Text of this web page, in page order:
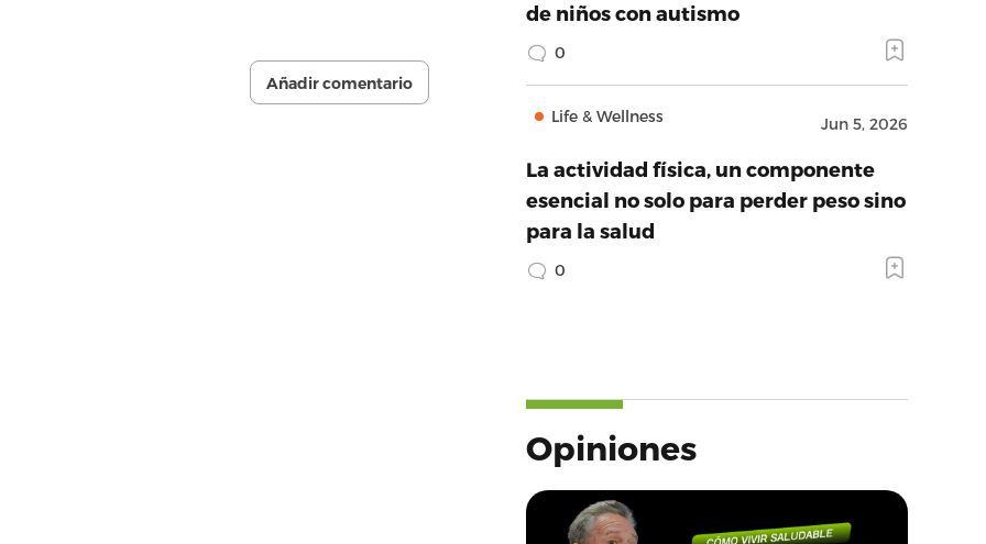
Añadir comentario
de niños con autismo
0
Life & Wellness Jun 5, 2026
La actividad física, un componente
esencial no solo para perder peso sino
para la salud
0
Opiniones